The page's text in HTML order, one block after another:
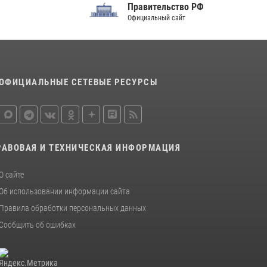
15 июля 2026, 10:00
Правительство РФ
Официальный сайт
СЕТЕВЫЕ РЕСУРСЫ
И ТЕХНИЧЕСКАЯ ИНФОРМАЦИЯ
О сайте
Об использовании информации сайта
Правила обработки персональных данных
Сообщить об ошибках